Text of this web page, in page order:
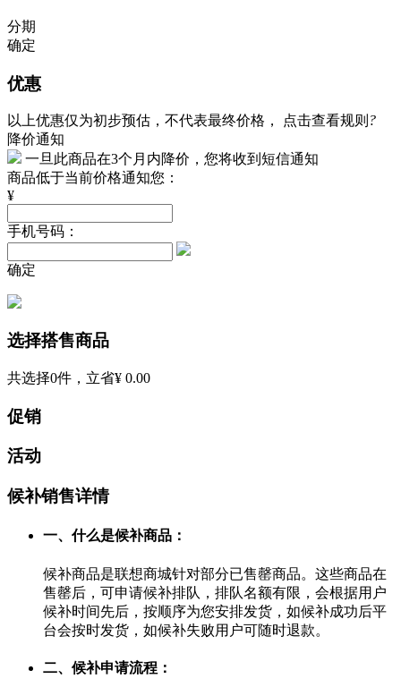
分期
确定
优惠
以上优惠仅为初步预估，不代表最终价格， 点击查看规则 ?
降价通知
一旦此商品在3个月内降价，您将收到短信通知
商品低于当前价格通知您：
¥
手机号码：
确定
选择搭售商品
共选择0件，立省¥ 0.00
促销
活动
候补销售详情
一、什么是候补商品：
候补商品是联想商城针对部分已售罄商品。这些商品在
售罄后，可申请候补排队，排队名额有限，会根据用户
候补时间先后，按顺序为您安排发货，如候补成功后平
台会按时发货，如候补失败用户可随时退款。
二、候补申请流程：